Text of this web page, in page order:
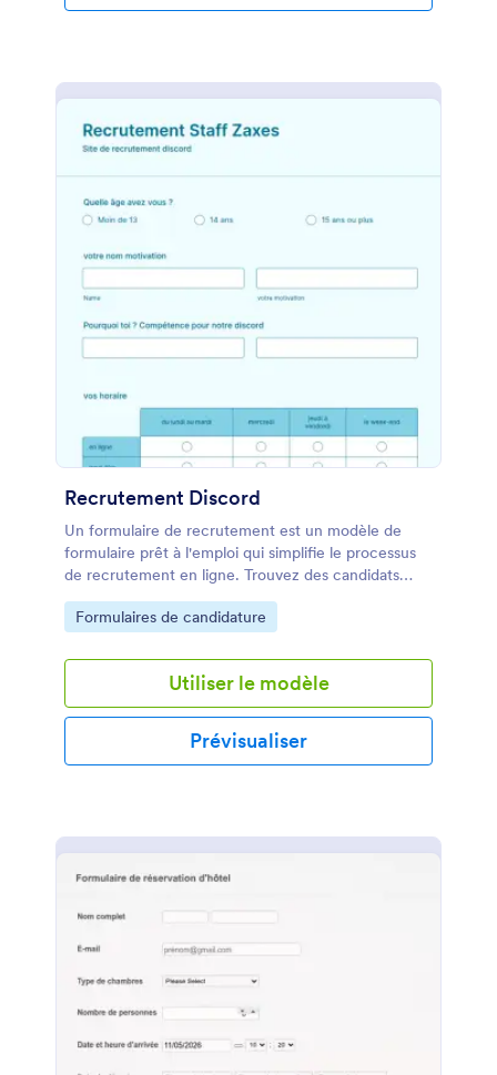
Recrutement Discord
Un formulaire de recrutement est un modèle de
formulaire prêt à l'emploi qui simplifie le processus
de recrutement en ligne. Trouvez des candidats
qualifiés plus rapidement et gérez facilement les
demandes d'emploi avec ce modèle de formulaire
Go to Category:
Formulaires de candidature
Utiliser le modèle
Prévisualiser